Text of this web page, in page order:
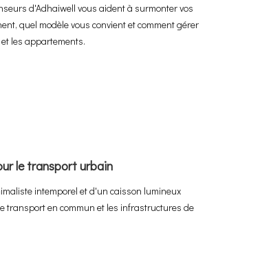
d'Adhaiwell vous aident à surmonter vos
quel modèle vous convient et comment gérer
les appartements.
le transport urbain
intemporel et d'un caisson lumineux
transport en commun et les infrastructures de